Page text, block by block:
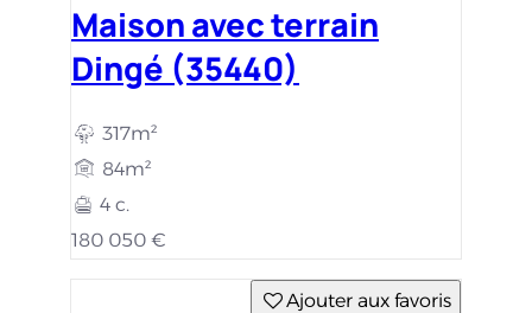
Maison avec terrain
Dingé (35440)
317m²
84m²
4 c.
180 050 €
Ajouter aux favoris